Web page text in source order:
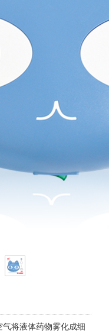
将液体药物雾化成细